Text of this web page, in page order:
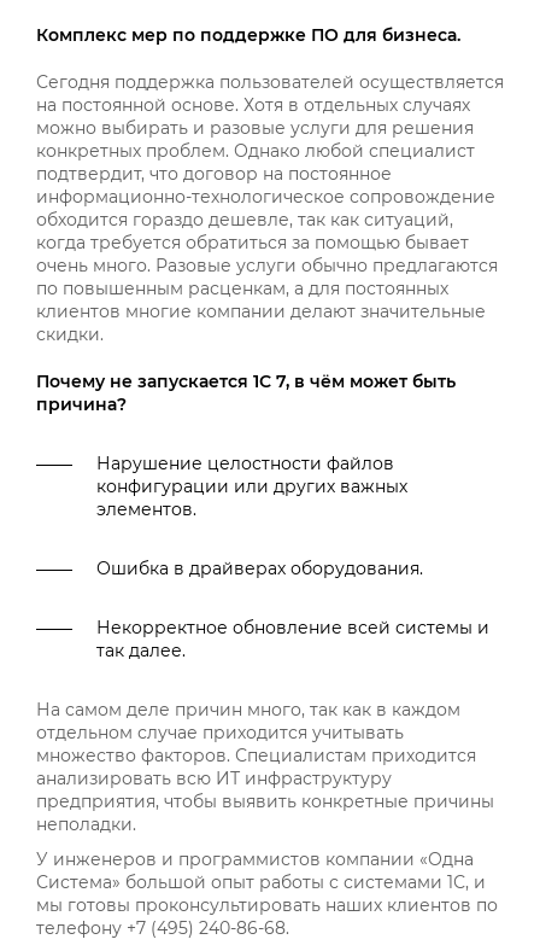
Комплекс мер по поддержке ПО для бизнеса.
Сегодня поддержка пользователей осуществляется
на постоянной основе. Хотя в отдельных случаях
можно выбирать и разовые услуги для решения
конкретных проблем. Однако любой специалист
подтвердит, что договор на постоянное
информационно-технологическое сопровождение
обходится гораздо дешевле, так как ситуаций,
когда требуется обратиться за помощью бывает
очень много. Разовые услуги обычно предлагаются
по повышенным расценкам, а для постоянных
клиентов многие компании делают значительные
скидки.
Почему не запускается 1С 7, в чём может быть
причина?
Нарушение целостности файлов
конфигурации или других важных
элементов.
Ошибка в драйверах оборудования.
Некорректное обновление всей системы и
так далее.
На самом деле причин много, так как в каждом
отдельном случае приходится учитывать
множество факторов. Специалистам приходится
анализировать всю ИТ инфраструктуру
предприятия, чтобы выявить конкретные причины
неполадки.
У инженеров и программистов компании «Одна
Система» большой опыт работы с системами 1С, и
мы готовы проконсультировать наших клиентов по
телефону +7 (495) 240-86-68.